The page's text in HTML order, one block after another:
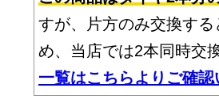
すが、片方のみ交換す
め、当店では2本同時交
一覧はこちらよりご確認